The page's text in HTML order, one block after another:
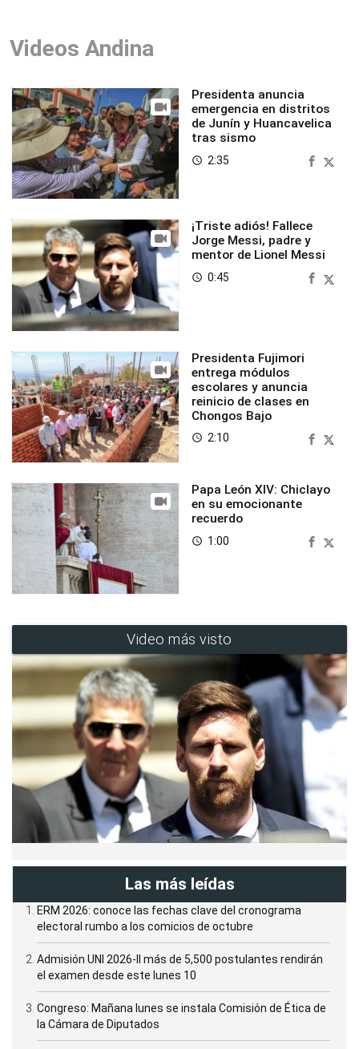
Videos Andina
Presidenta anuncia
emergencia en distritos
de Junín y Huancavelica
tras sismo
access_time 2:35
¡Triste adiós! Fallece
Jorge Messi, padre y
mentor de Lionel Messi
access_time 0:45
Presidenta Fujimori
entrega módulos
escolares y anuncia
reinicio de clases en
Chongos Bajo
access_time 2:10
Papa León XIV: Chiclayo
en su emocionante
recuerdo
access_time 1:00
Video más visto
Las más leídas
ERM 2026: conoce las fechas clave del cronograma
electoral rumbo a los comicios de octubre
Admisión UNI 2026-II más de 5,500 postulantes rendirán
el examen desde este lunes 10
Congreso: Mañana lunes se instala Comisión de Ética de
la Cámara de Diputados